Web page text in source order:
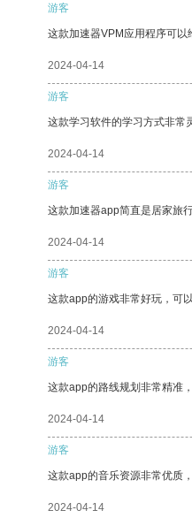
游客
这款加速器VPM应用程序可以
2024-04-14
游客
这款学习软件的学习方式非常
2024-04-14
游客
这款加速器app简直是居家旅
2024-04-14
游客
这款app的游戏非常好玩，可
2024-04-14
游客
这款app的路线规划非常精准
2024-04-14
游客
这款app的音乐资源非常优质
2024-04-14